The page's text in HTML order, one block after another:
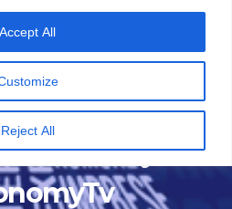
Reject All
Accept All